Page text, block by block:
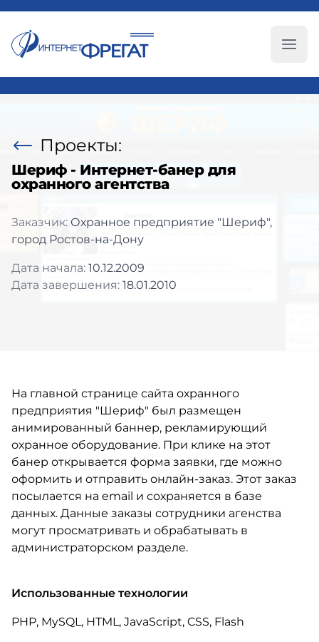
Проекты:
Шериф - Интернет-банер для
охранного агентства
Заказчик: Охранное предприятие "Шериф",
город Ростов-на-Дону
Дата начала: 10.12.2009
Дата завершения: 18.01.2010
На главной странице сайта охранного
предприятия "Шериф" был размещен
анимированный баннер, рекламирующий
охранное оборудование. При клике на этот
банер открывается форма заявки, где можно
оформить и отправить онлайн-заказ. Этот заказ
посылается на email и сохраняется в базе
данных. Данные заказы сотрудники агенства
могут просматривать и обрабатывать в
администраторском разделе.
Использованные технологии
PHP, MySQL, HTML, JavaScript, CSS, Flash